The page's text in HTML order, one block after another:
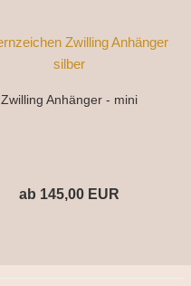
Zwilling Anhänger - mini
ab 145,00 EUR